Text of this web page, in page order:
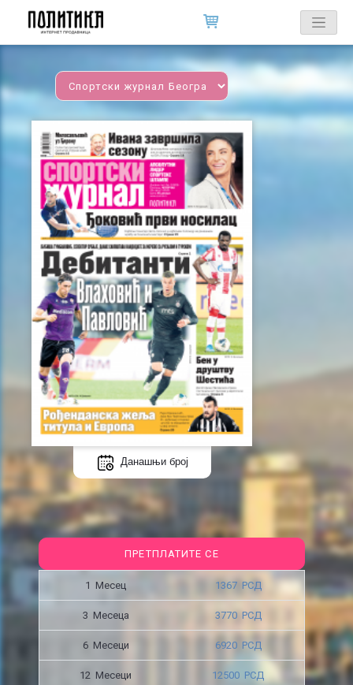
Данашњи број
ПРЕТПЛАТИТЕ СЕ
1 Месец 1367 РСД
3 Месецa 3770 РСД
6 Месеци 6920 РСД
12 Месеци 12500 РСД